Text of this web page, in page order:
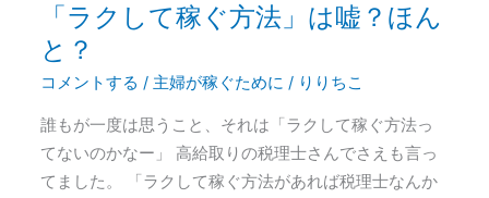
「ラクして稼ぐ方法」は嘘？ほん
と？
コメントする / 主婦が稼ぐために / りりちこ
誰もが一度は思うこと、それは「ラクして稼ぐ方法っ
てないのかなー」 高給取りの税理士さんでさえも言っ
てました。 「ラクして稼ぐ方法があれば税理士なんか
嘘？
ほ
ん
と？